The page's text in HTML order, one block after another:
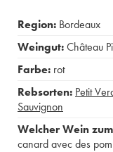
Region: Bordeaux
Weingut:Château
Farbe: rot
Rebsorten: Petit
Sauvignon
Welcher Wein
canard avec des